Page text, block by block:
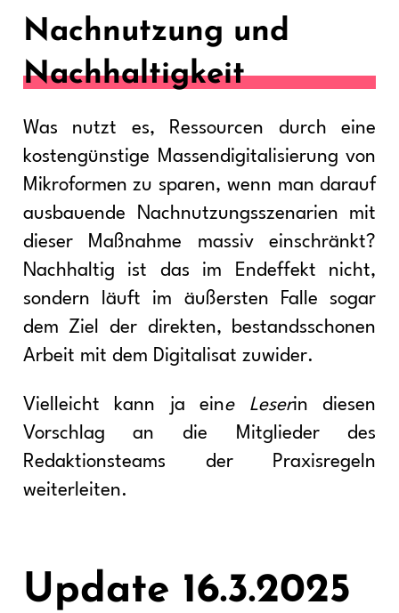
Nachnutzung und
Nachhaltigkeit
Was nutzt es, Ressourcen durch eine
kostengünstige Massendigitalisierung von
Mikroformen zu sparen, wenn man darauf
ausbauende Nachnutzungsszenarien mit
dieser Maßnahme massiv einschränkt?
Nachhaltig ist das im Endeffekt nicht,
sondern läuft im äußersten Falle sogar
dem Ziel der direkten, bestandsschonen
Arbeit mit dem Digitalisat zuwider.
Vielleicht kann ja eine Leserin diesen
Vorschlag an die Mitglieder des
Redaktionsteams der Praxisregeln
weiterleiten.
Update 16.3.2025